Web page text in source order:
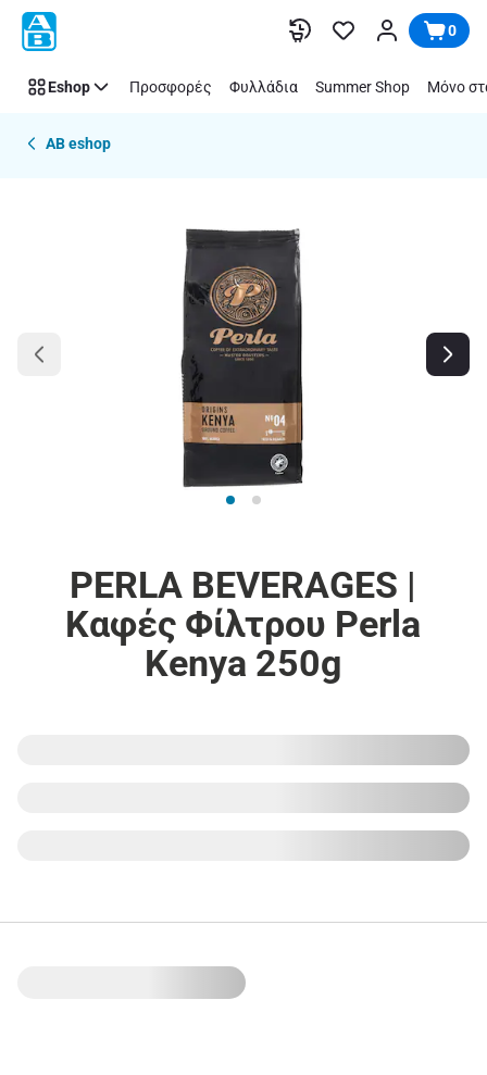
Παράλειψη 0
Eshop Προσφορές Φυλλάδια Summer Shop Μόνο
AB eshop
PERLA BEVERAGES |
Καφές Φίλτρου Perla
Kenya 250g